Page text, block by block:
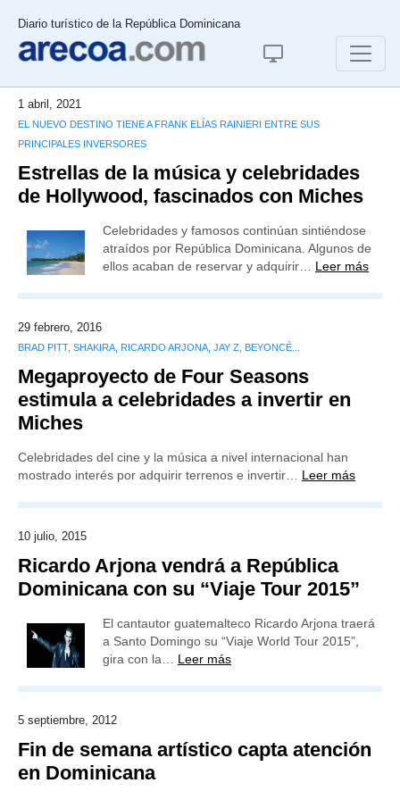
Diario turístico de la República Dominicana
1 abril, 2021
EL NUEVO DESTINO TIENE A FRANK ELÍAS RAINIERI ENTRE SUS
PRINCIPALES INVERSORES
Estrellas de la música y celebridades
de Hollywood, fascinados con Miches
Celebridades y famosos continúan sintiéndose
atraídos por República Dominicana. Algunos de
ellos acaban de reservar y adquirir… Leer más
29 febrero, 2016
BRAD PITT, SHAKIRA, RICARDO ARJONA, JAY Z, BEYONCÉ...
Megaproyecto de Four Seasons
estimula a celebridades a invertir en
Miches
Celebridades del cine y la música a nivel internacional han
mostrado interés por adquirir terrenos e invertir… Leer más
10 julio, 2015
Ricardo Arjona vendrá a República
Dominicana con su “Viaje Tour 2015”
El cantautor guatemalteco Ricardo Arjona traerá
a Santo Domingo su “Viaje World Tour 2015”,
gira con la… Leer más
5 septiembre, 2012
Fin de semana artístico capta atención
en Dominicana